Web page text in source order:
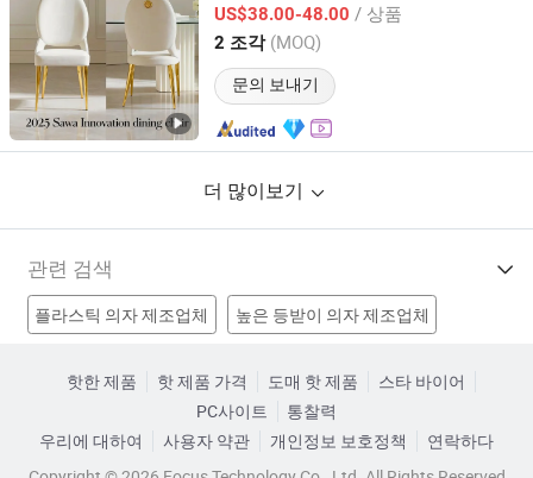
US$38.00-48.00 / 상품
2 조각 (MOQ)
문의 보내기
Guangdong, China 이후 2020
더 많이보기
관련 검색
플라스틱 의자 제조업체 높은 등받이 의자 제조업체
강철 프레임 의자 공장
핫한 제품 핫 제품 가격 도매 핫 제품
스타 바이어
PC사이트
통찰력
우리에 대하여
사용자 약관 개인정보 보호정책
연락하다